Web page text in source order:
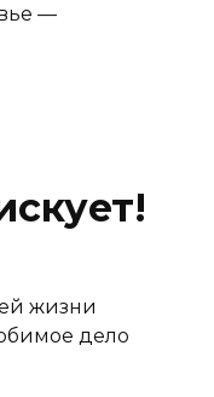
—
жизни
дело